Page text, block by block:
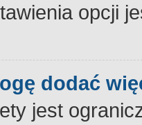
opcji
dodać
jest